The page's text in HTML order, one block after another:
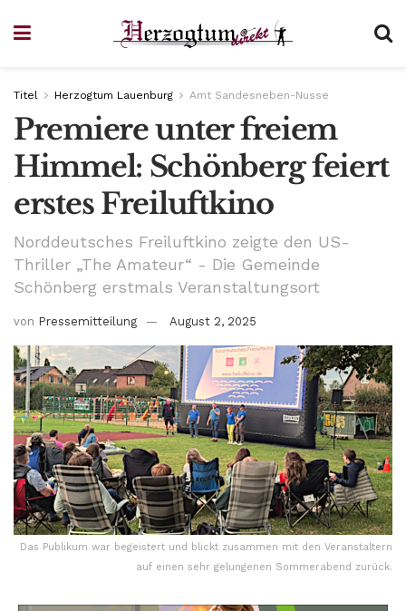
Titel Herzogtum Lauenburg Amt Sandesneben-Nusse
Premiere unter freiem
Himmel: Schönberg feiert
erstes Freiluftkino
Norddeutsches Freiluftkino zeigte den US-
Thriller „The Amateur“ - Die Gemeinde
Schönberg erstmals Veranstaltungsort
von Pressemitteilung August 2, 2025
Das Publikum war begeistert und blickt zusammen mit den Veranstaltern
auf einen sehr gelungenen Sommerabend zurück.